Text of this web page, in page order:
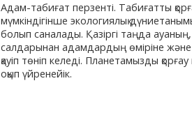
Адам-табиғат перзенті. Табиғатты
мүмкіндігінше экологиялық
болып саналады. Қазіргі таңда
салдарынан адамдардың өміріне
қауіп төніп келеді. Планетамызды
оқып үйренейік.